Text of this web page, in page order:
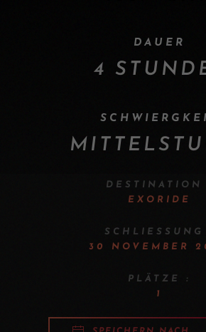
DAUER
4
DESTINATION
EXORIDE
SCHLIESSUNG
30 NOVEMBER
PLÄTZE :
1